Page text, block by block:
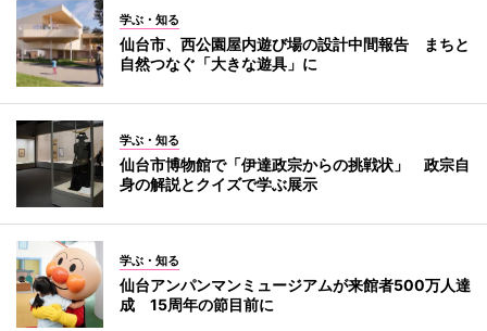
学ぶ・知る
仙台市、西公園屋内遊び場の設計中間報告 まちと
自然つなぐ「大きな遊具」に
学ぶ・知る
仙台市博物館で「伊達政宗からの挑戦状」 政宗自
身の解説とクイズで学ぶ展示
学ぶ・知る
仙台アンパンマンミュージアムが来館者500万人達
成 15周年の節目前に